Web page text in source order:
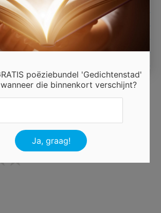
poëziebundel 'Gedichtenstad'
die binnenkort verschijnt?